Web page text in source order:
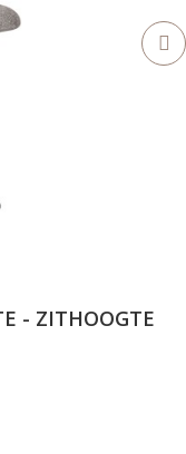
- ZITHOOGTE